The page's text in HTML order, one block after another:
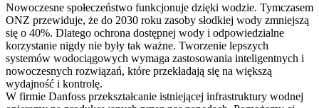
Nowoczesne społeczeństwo funkcjonuje dzięki wodzie. Tymczasem
ONZ przewiduje, że do 2030 roku zasoby słodkiej wody zmniejszą
się o 40%. Dlatego ochrona dostępnej wody i odpowiedzialne
korzystanie nigdy nie były tak ważne. Tworzenie lepszych
systemów wodociągowych wymaga zastosowania inteligentnych i
nowoczesnych rozwiązań, które przekładają się na większą
wydajność i kontrolę.
W firmie Danfoss przekształcanie istniejącej infrastruktury wodnej